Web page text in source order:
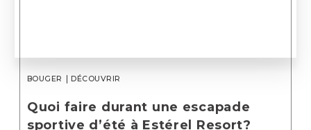
BOUGER DÉCOUVRIR
Quoi faire durant une escapade
sportive d’été à Estérel Resort?